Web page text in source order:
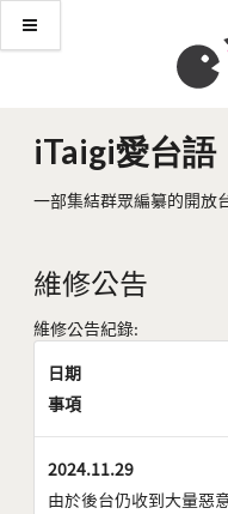
iTaigi愛台語
一部集結群眾編纂的開放
維修公告
維修公告紀錄:
日期
事項
2024.11.29
由於後台仍收到大量惡